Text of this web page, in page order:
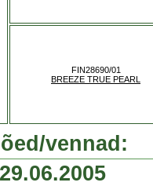
FIN28690/01
BREEZE TRUE PEARL
vennad: